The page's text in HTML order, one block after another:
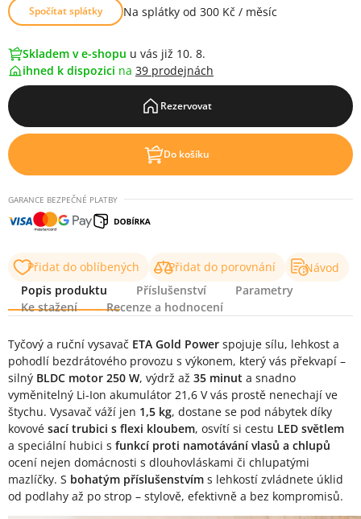
Spočítat splátky Na splátky od 300 Kč / měsíc
Skladem v e-shopu u vás již 10. 8.
ihned k dispozici na 39 prodejnách
Rezervovat
Do košíku
GARANCE BEZPEČNÉ PLATBY
Přidat do oblíbených Přidat do porovnání
Návod
Popis produktu
Příslušenství
Parametry
Ke stažení
Recenze a hodnocení
Popis produktu
Tyčový a ruční vysavač ETA Gold Power spojuje sílu, lehkost a
pohodlí bezdrátového provozu s výkonem, který vás překvapí –
silný BLDC motor 250 W, výdrž až 35 minut a snadno
vyměnitelný Li-Ion akumulátor 21,6 V vás prostě nenechají ve
štychu. Vysavač váží jen 1,5 kg, dostane se pod nábytek díky
kovové sací trubici s flexi kloubem, osvítí si cestu LED světlem
a speciální hubici s funkcí proti namotávání vlasů a chlupů
ocení nejen domácnosti s dlouhovláskami či chlupatými
mazlíčky. S bohatým příslušenstvím s lehkostí zvládnete úklid
od podlahy až po strop – stylově, efektivně a bez kompromisů.